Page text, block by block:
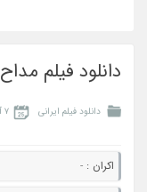
دانلود فیلم مداح
دانلود فیلم ایرانی ۷ آبان ۱۳۹۹
اکران :-